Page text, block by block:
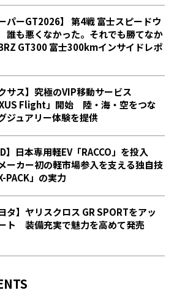
ーパーGT2026】 第4戦 富士スピードウ
も悪くなかった。それでも勝てなか
GT300 富士300kmインサイドレポ
クサス】究極のVIP移動サービス
Flight」開始 陸・海・空をつな
ジュアリー体験を提供
】日本専用軽EV「RACCO」を投入
ーカー初の軽市場参入を支える独自技
PACK」の実力
ヨタ】ヤリスクロス GR SPORTをアッ
ト 装備充実で魅力を高めて発売